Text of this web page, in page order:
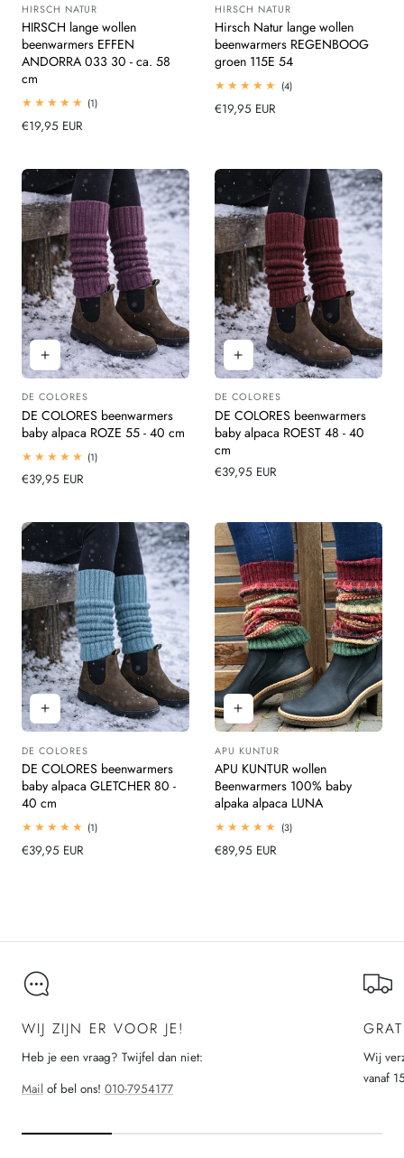
Leverancier:
HIRSCH NATUR
HIRSCH lange wollen
beenwarmers EFFEN
ANDORRA 033 30 - ca. 58
cm
(1)1
Normale
€19,95 EUR
Leverancier:
HIRSCH NATUR
Hirsch Natur lange wollen
beenwarmers REGENBOOG
groen 115E 54
(4)4
Normale
€19,95 EUR
Leverancier:
DE COLORES
DE COLORES beenwarmers
baby alpaca ROZE 55 - 40 cm
(1)1
Normale
€39,95 EUR
Leverancier:
DE COLORES
DE COLORES beenwarmers
baby alpaca ROEST 48 - 40
cm
Normale
€39,95 EUR
Leverancier:
DE COLORES
DE COLORES beenwarmers
baby alpaca GLETCHER 80 -
40 cm
(1)1
Normale
€39,95 EUR
Leverancier:
APU KUNTUR
APU KUNTUR wollen
Beenwarmers 100% baby
alpaka alpaca LUNA
(3)3
Normale
€89,95 EUR
WIJ ZIJN ER VOOR JE!
Heb je een vraag? Twijfel dan niet:
Mail of bel ons! 010-7954177
Wij
vanaf